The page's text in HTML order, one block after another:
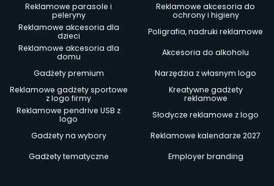
Reklamowe parasole i
peleryny
Reklamowe akcesoria do
ochrony i higieny
Reklamowe akcesoria dla
dzieci
Poligrafia, nadruki reklamowe
Reklamowe akcesoria dla
domu
Akcesoria do alkoholu
Gadżety premium
Narzędzia z własnym logo
Reklamowe gadżety sportowe
z logo firmy
Kreatywne gadżety
reklamowe
Reklamowe pendrive USB z
logo
Słodycze reklamowe z logo
Gadżety na wybory
Reklamowe kalendarze 2027
Gadżety tematyczne
Employer branding